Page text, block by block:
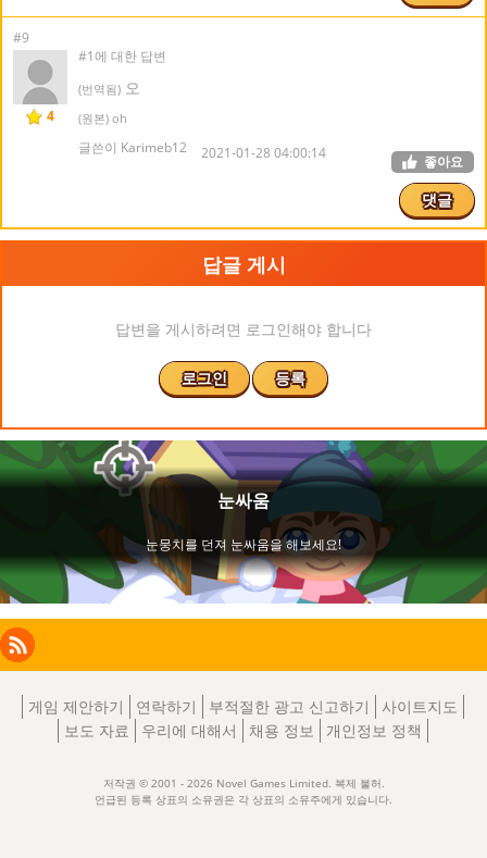
#9
4
#1에 대한 답변
(번역됨) 오
(원본) oh
글쓴이 Karimeb12 2021-01-28 04:00:14 좋아요
댓글
답글 게시
답변을 게시하려면 로그인해야 합니다
로그인 등록
Facebook
Instagram
X
LinkedIn
RSS
게임 제안하기 연락하기 부적절한 광고 신고하기
사이트지도
보도 자료
우리에 대해서 채용 정보 개인정보 정책
저작권 © 2001 - 2026 Novel Games Limited. 복제 불허.
언급된 등록 상표의 소유권은 각 상표의 소유주에게 있습니다.